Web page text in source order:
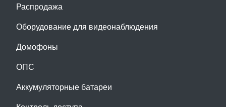
Распродажа
Оборудование для видеонаблюдения
Домофоны
ОПС
Аккумуляторные батареи